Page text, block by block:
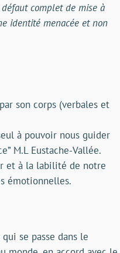
complet de mise à
identité menacée et non
son corps (verbales et
à pouvoir nous guider
M.L Eustache-Vallée.
et à la labilité de notre
émotionnelles.
se passe dans le